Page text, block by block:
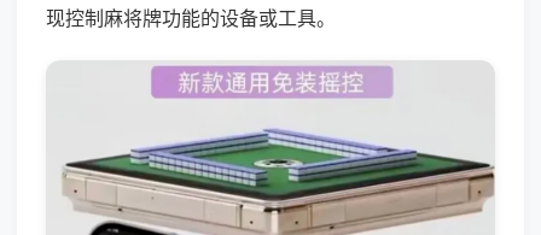
现控制麻将牌功能的设备或工具。